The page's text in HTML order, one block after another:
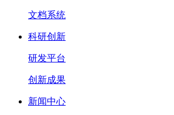
文档系统
科研创新
研发平台
创新成果
新闻中心